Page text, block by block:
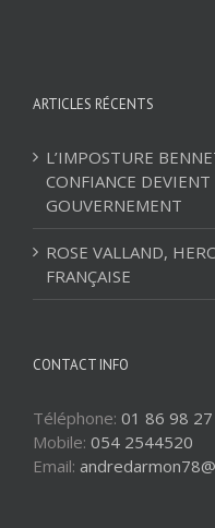
ARTICLES RÉCENTS
L’IMPOSTURE
CONFIANCE
GOUVERNEMENT
ROSE VALLAND,
FRANÇAISE
CONTACT INFO
Téléphone: 01 86 98
Mobile: 054 2544520
Email: